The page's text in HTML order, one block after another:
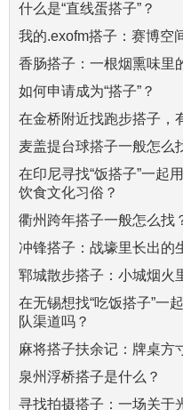
什么是“直线蛋搭子”？
我的.exofm搭子：赛博空
香肠搭子：一根烟熏味里
如何申请成为“搭子”？
在金桥附近找跑步搭子，
麦盖提台球搭子一般怎么
在印尼寻找“饭搭子”一起
饮食文化习俗？
衢州跨年搭子一般怎么找
冲锋搭子：战壕里长出的
郓城散步搭子：小城烟火
在无锡想找“吃饭搭子”一
队渠道吗？
麻将搭子扶余记：牌桌方
泉州浮桥搭子是什么？
寻找拍摄搭子：一场关于